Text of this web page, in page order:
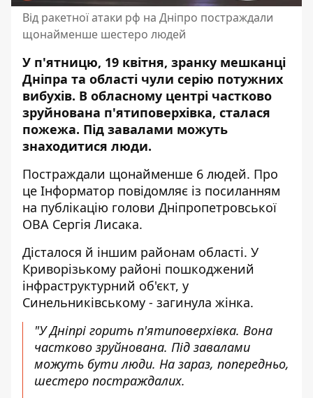
Від ракетної атаки рф на Дніпро постраждали
щонайменше шестеро людей
У п'ятницю, 19 квітня, зранку мешканці
Дніпра та області чули серію потужних
вибухів. В обласному центрі частково
зруйнована п'ятиповерхівка, сталася
пожежа. Під завалами можуть
знаходитися люди.
Постраждали щонайменше 6 людей. Про
це Інформатор повідомляє із посиланням
на публікацію голови Дніпропетровської
ОВА Сергія Лисака.
Дісталося й іншим районам області. У
Криворізькому районі пошкоджений
інфраструктурний об'єкт, у
Синельниківському - загинула жінка.
"У Дніпрі горить п'ятиповерхівка. Вона
частково зруйнована. Під завалами
можуть бути люди. На зараз, попередньо,
шестеро постраждалих.